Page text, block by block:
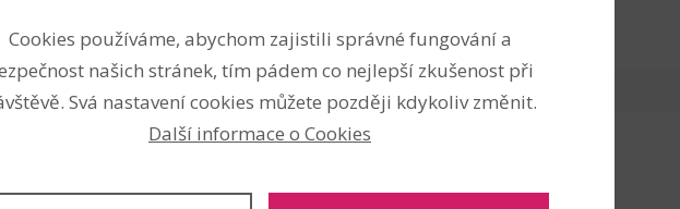
Nahlásit problém
Cookies používáme, abychom zajistili správné fungování a
našich stránek, tím pádem co nejlepší zkušenost při
Svá nastavení cookies můžete později kdykoliv změnit.
Další informace o Cookies